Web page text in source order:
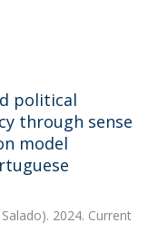
political
through sense
model
2024. Current